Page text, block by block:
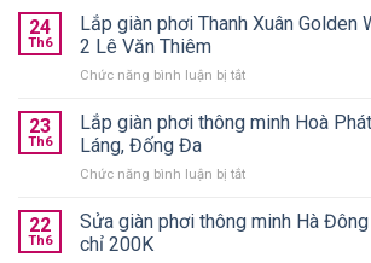
treo
hãng
từ
phơi
gấp
nên
nào
24
Th6
Lắp giàn phơi Thanh Xuân Golden
2 Lê Văn Thiêm
Chức năng bình luận bị tắtở
giàn
Xuân
West
23
Th6
Lắp giàn phơi thông minh Hoà
Láng, Đống Đa
Chức năng bình luận bị tắtở
giàn
phơi
22
Th6
Sửa giàn phơi thông minh Hà
chỉ 200K